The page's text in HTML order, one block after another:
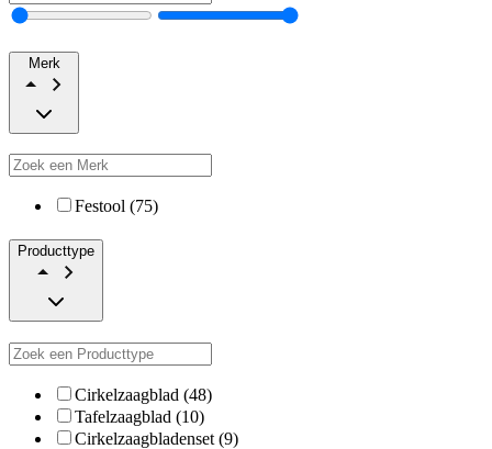
Merk
Festool (75)
Producttype
Cirkelzaagblad (48)
Tafelzaagblad (10)
Cirkelzaagbladenset (9)